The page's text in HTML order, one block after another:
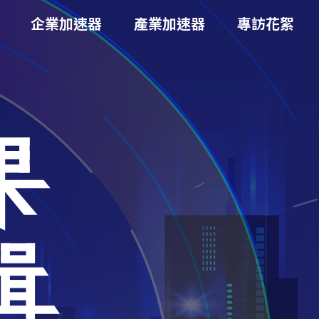
企業加速器 產業加速器 專訪花絮